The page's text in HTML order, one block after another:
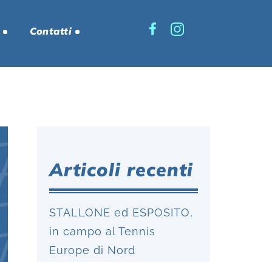
Contatti
Articoli recenti
STALLONE ed ESPOSITO,
in campo al Tennis
Europe di Nord